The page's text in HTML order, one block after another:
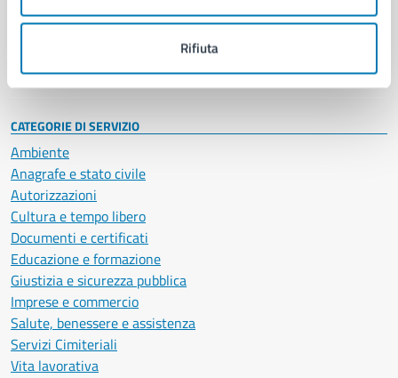
Rifiuta
Personale amministrativo
CATEGORIE DI SERVIZIO
Ambiente
Anagrafe e stato civile
Autorizzazioni
Cultura e tempo libero
Documenti e certificati
Educazione e formazione
Giustizia e sicurezza pubblica
Imprese e commercio
Salute, benessere e assistenza
Servizi Cimiteriali
Vita lavorativa